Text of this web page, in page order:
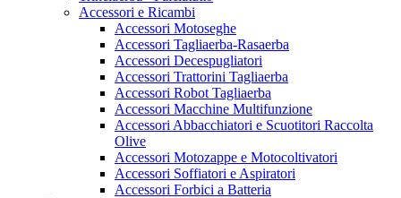
Accessori e Ricambi
Accessori Motoseghe
Accessori Tagliaerba-Rasaerba
Accessori Decespugliatori
Accessori Trattorini Tagliaerba
Accessori Robot Tagliaerba
Accessori Macchine Multifunzione
Accessori Abbacchiatori e Scuotitori Raccolta
Olive
Accessori Motozappe e Motocoltivatori
Accessori Soffiatori e Aspiratori
Accessori Forbici a Batteria